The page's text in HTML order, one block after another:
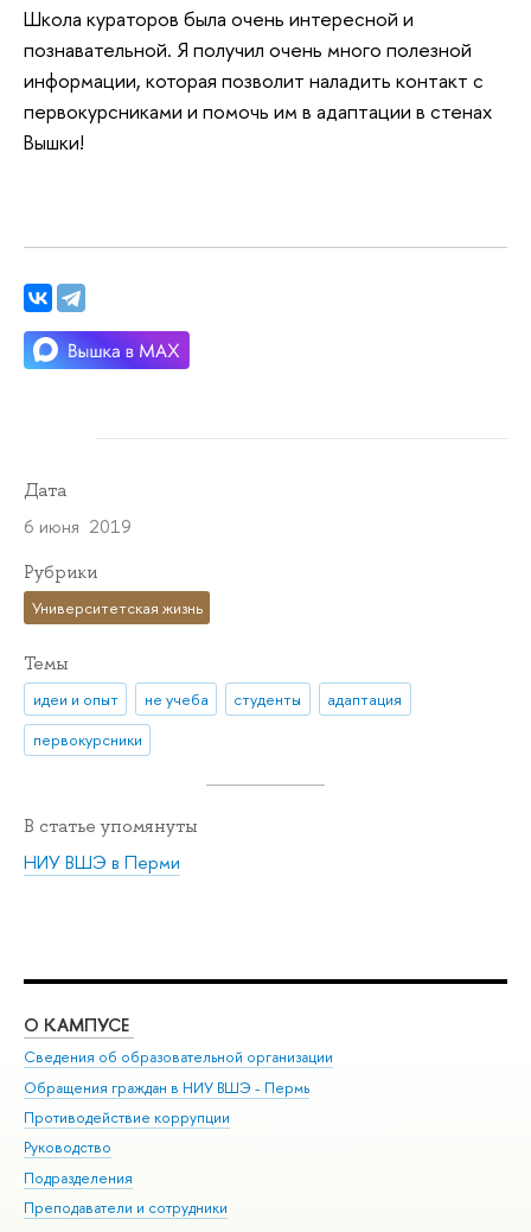
Школа кураторов была очень интересной и
познавательной. Я получил очень много полезной
информации, которая позволит наладить контакт с
первокурсниками и помочь им в адаптации в стенах
Вышки!
Дата
6 июня 2019
Рубрики
Университетская жизнь
Темы
идеи и опыт не учеба студенты
адаптация
первокурсники
В статье упомянуты
НИУ ВШЭ в Перми
О КАМПУСЕ
Сведения об образовательной организации
Обращения граждан в НИУ ВШЭ - Пермь
Противодействие коррупции
Руководство
Подразделения
Преподаватели и сотрудники